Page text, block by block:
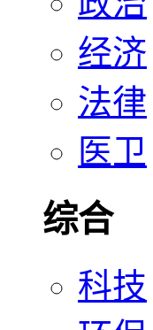
经济
法律
医卫
综合
科技